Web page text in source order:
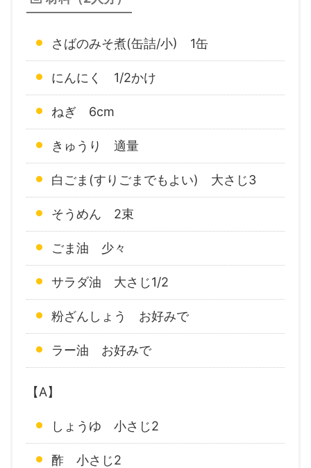
さばのみそ煮(缶詰/小) 1缶
にんにく 1/2かけ
ねぎ 6cm
きゅうり 適量
白ごま(すりごまでもよい) 大さじ3
そうめん 2束
ごま油 少々
サラダ油 大さじ1/2
粉ざんしょう お好みで
ラー油 お好みで
【A】
しょうゆ 小さじ2
酢 小さじ2